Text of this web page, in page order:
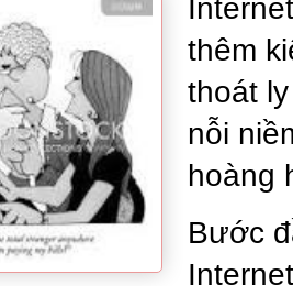
thêm
thoát
nỗi
hoàng
Bước